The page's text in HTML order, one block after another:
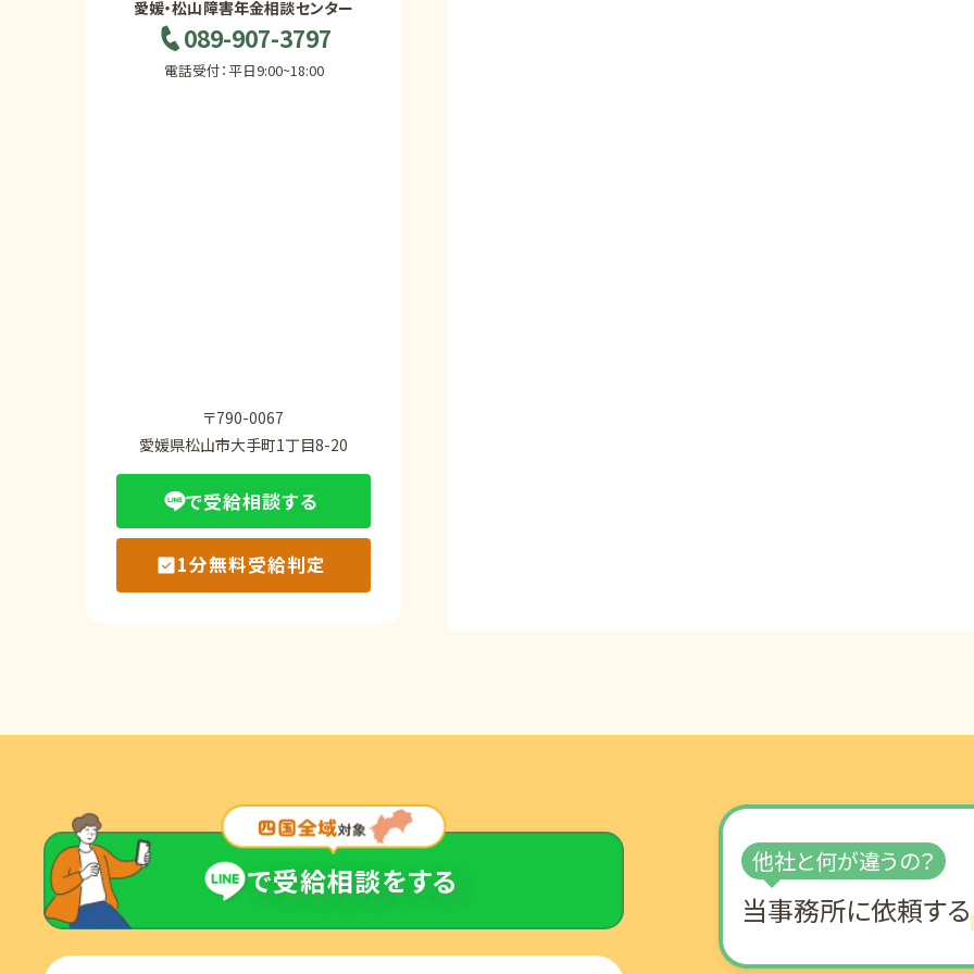
愛媛・松山障害年金相談センター
089-907-3797
電話受付：平日9:00~18:00
〒790-0067
愛媛県松山市大手町1丁目8-20
で受給相談する
1分無料受給判定
で受給相談をする 他社と何が違うの？
当事務所に依頼する